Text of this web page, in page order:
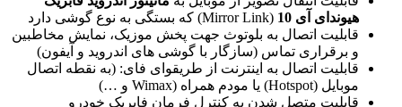
هیوندای آی 10
(Mirror Link) که بستگی به نوع گوشی دارد
قابلیت اتصال به بلوتوث جهت پخش موزیک، نمایش مخاطبین
و برقراری تماس (سازگار با گوشی های اندروید و آیفون)
قابلیت اتصال به اینترنت از طریقوای فای: (به نقطه اتصال
موبایل (Hotspot) یا مودم همراه (Wimax و …)
قابلیت متصل شدن به کنترل فرمان فابریک خودرو